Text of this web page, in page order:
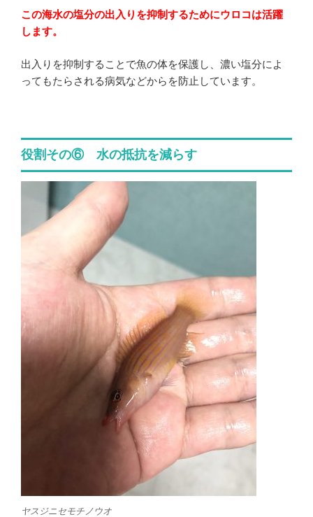
この海水の塩分の出入りを抑制するためにウロコは活躍
します。
出入りを抑制することで魚の体を保護し、濃い塩分によ
ってもたらされる病気などからを防止しています。
役割その⑥ 水の抵抗を減らす
ヤスジニセモチノウオ